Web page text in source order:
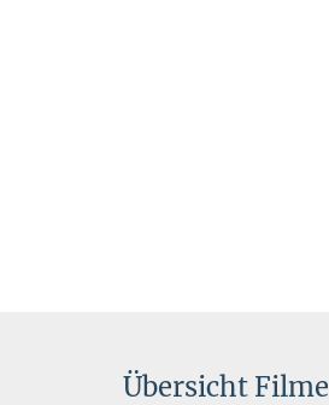
Übersicht Filme